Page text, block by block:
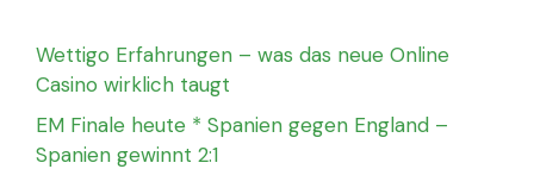
Wettigo Erfahrungen – was das neue Online
Casino wirklich taugt
EM Finale heute * Spanien gegen England –
Spanien gewinnt 2:1